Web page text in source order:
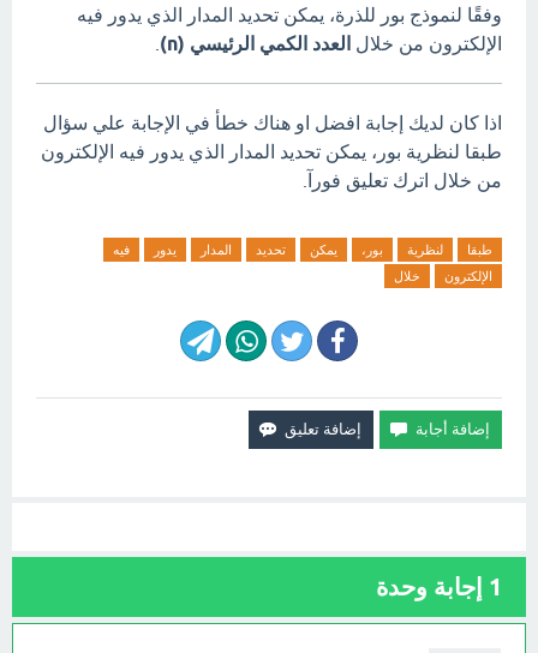
وفقًا لنموذج بور للذرة، يمكن تحديد المدار الذي يدور فيه
الإلكترون من خلال العدد الكمي الرئيسي (n
)
اذا كان لديك إجابة افضل او هناك خطأ في الإجابة علي سؤال
طبقا لنظرية بور، يمكن تحديد المدار الذي يدور فيه الإلكترون
من خلال اترك تعليق فورآ.
طبقا لنظرية بور، يمكن تحديد المدار يدور
فيه
الإلكترون
خلال
1 إجابة وحدة